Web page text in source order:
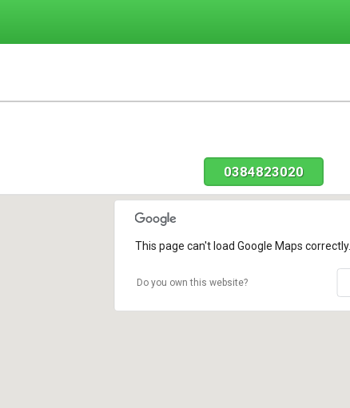
0384823020
This page can't load Google Maps correctly.
Do you own this website?